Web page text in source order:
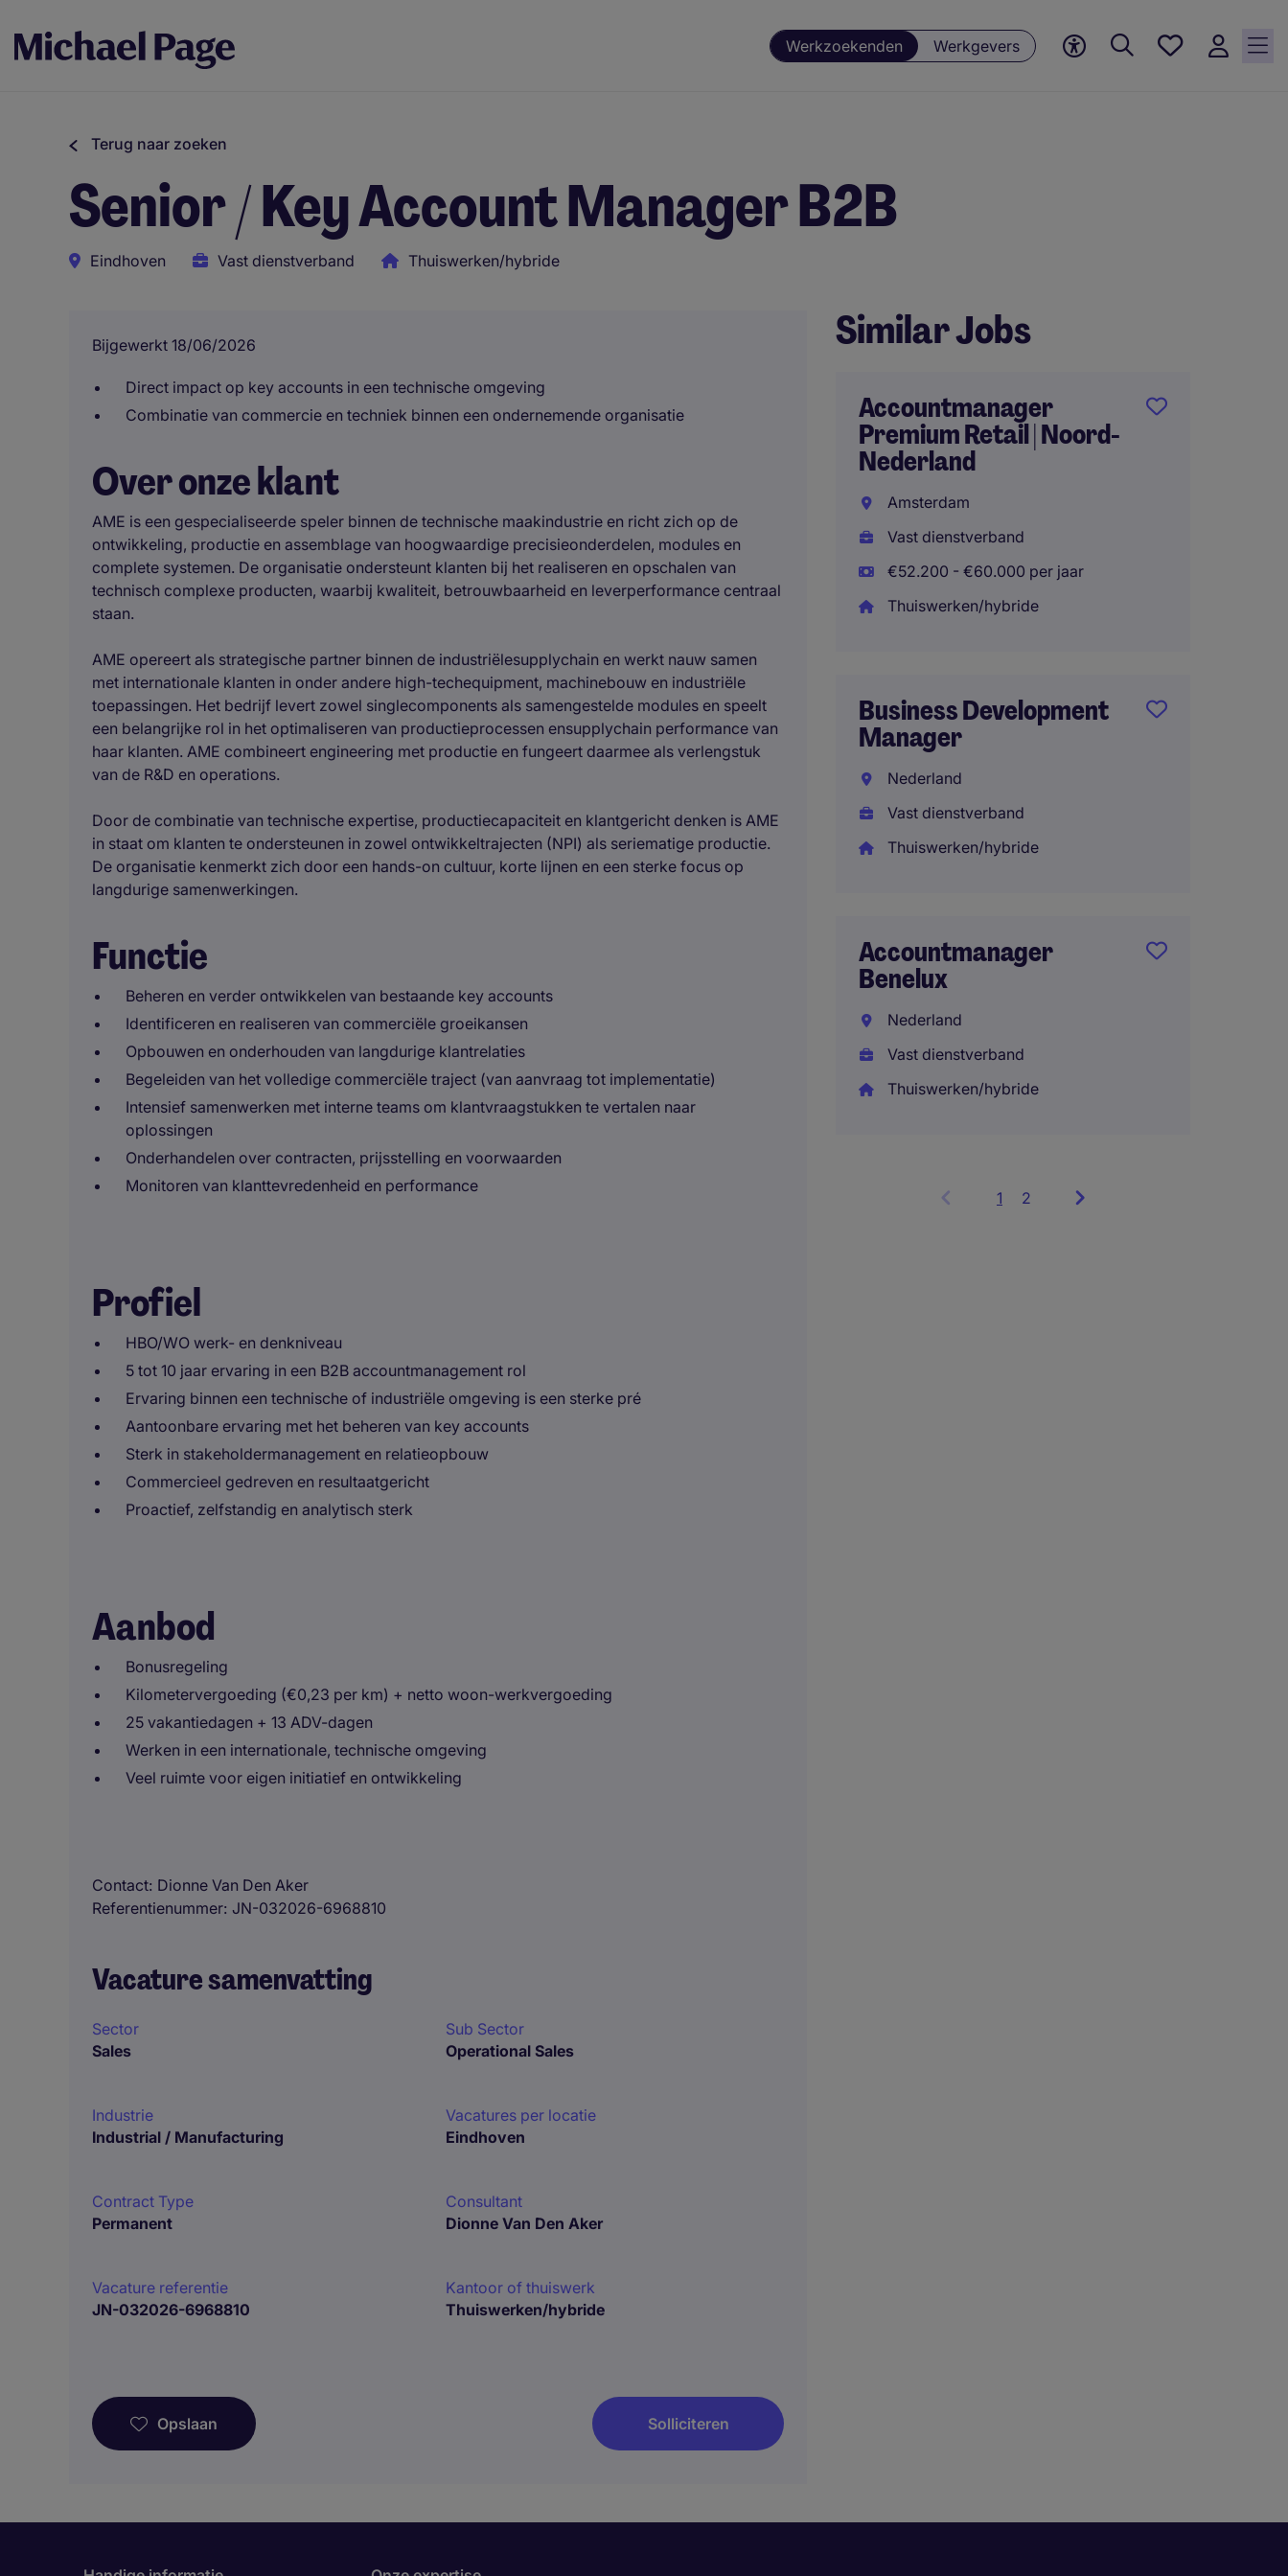
Werkzoekenden Werkgevers
Favorieten,
Terug naar zoeken
Senior / Key Account Manager B2B
Eindhoven Vast dienstverband Thuiswerken/hybride
Bijgewerkt 18/06/2026
Direct impact op key accounts in een technische omgeving
Combinatie van commercie en techniek binnen een ondernemende organisatie
Over onze klant
AME is een gespecialiseerde speler binnen de technische maakindustrie en richt zich op de
ontwikkeling, productie en assemblage van hoogwaardige precisieonderdelen, modules en
complete systemen. De organisatie ondersteunt klanten bij het realiseren en opschalen van
technisch complexe producten, waarbij kwaliteit, betrouwbaarheid en leverperformance centraal
staan.
AME opereert als strategische partner binnen de industriëlesupplychain en werkt nauw samen
met internationale klanten in onder andere high-techequipment, machinebouw en industriële
toepassingen. Het bedrijf levert zowel singlecomponents als samengestelde modules en speelt
een belangrijke rol in het optimaliseren van productieprocessen ensupplychain performance van
haar klanten. AME combineert engineering met productie en fungeert daarmee als verlengstuk
van de R&D en operations.
Door de combinatie van technische expertise, productiecapaciteit en klantgericht denken is AME
in staat om klanten te ondersteunen in zowel ontwikkeltrajecten (NPI) als seriematige productie.
De organisatie kenmerkt zich door een hands-on cultuur, korte lijnen en een sterke focus op
langdurige samenwerkingen.
Functie
Beheren en verder ontwikkelen van bestaande key accounts
Identificeren en realiseren van commerciële groeikansen
Opbouwen en onderhouden van langdurige klantrelaties
Begeleiden van het volledige commerciële traject (van aanvraag tot implementatie)
Intensief samenwerken met interne teams om klantvraagstukken te vertalen naar
oplossingen
Onderhandelen over contracten, prijsstelling en voorwaarden
Monitoren van klanttevredenheid en performance
Profiel
HBO/WO werk- en denkniveau
5 tot 10 jaar ervaring in een B2B accountmanagement rol
Ervaring binnen een technische of industriële omgeving is een sterke pré
Aantoonbare ervaring met het beheren van key accounts
Sterk in stakeholdermanagement en relatieopbouw
Commercieel gedreven en resultaatgericht
Proactief, zelfstandig en analytisch sterk
Aanbod
Bonusregeling
Kilometervergoeding (€0,23 per km) + netto woon-werkvergoeding
25 vakantiedagen + 13 ADV-dagen
Werken in een internationale, technische omgeving
Veel ruimte voor eigen initiatief en ontwikkeling
Contact Dionne Van Den Aker
Referentienummer JN-032026-6968810
Vacature samenvatting
Sector
Sales
Sub Sector
Operational Sales
Industrie
Industrial / Manufacturing
Vacatures per locatie
Eindhoven
Contract Type
Permanent
Consultant
Dionne Van Den Aker
Vacature referentie
JN-032026-6968810
Kantoor of thuiswerk
Thuiswerken/hybride
Opslaan Solliciteren
Similar Jobs
Accountmanager
Premium Retail | Noord-
Nederland
Amsterdam
Vast dienstverband
€52.200 - €60.000 per jaar
Thuiswerken/hybride
Business Development
Manager
Nederland
Vast dienstverband
Thuiswerken/hybride
Accountmanager
Benelux
Nederland
Vast dienstverband
Thuiswerken/hybride
1 Showing
2